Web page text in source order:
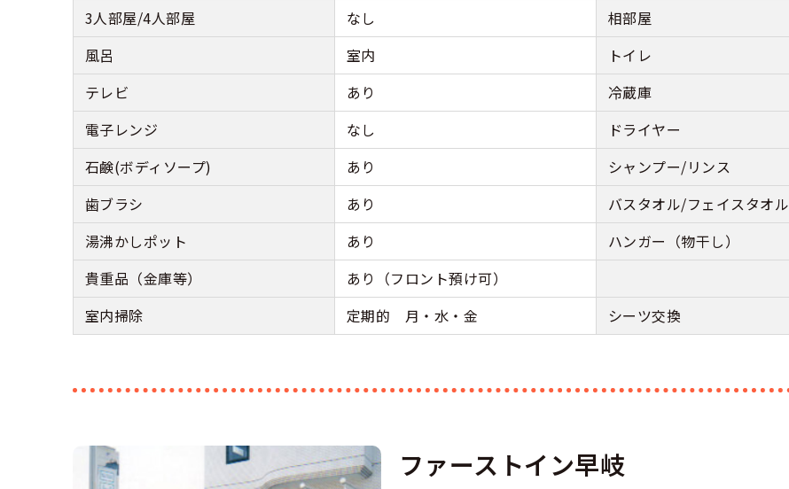
3人部屋/4人部屋
なし 相部屋
風呂
室内 トイレ
テレビ
あり 冷蔵庫
電子レンジ
なし ドライヤー
石鹸(ボディソープ)
あり シャンプー/リンス
歯ブラシ
あり バスタオル/フェイスタオル
湯沸かしポット
あり ハンガー（物干し）
貴重品（金庫等）
あり（フロント預け可）
室内掃除
定期的 月・水・金 シーツ交換
ファーストイン早岐